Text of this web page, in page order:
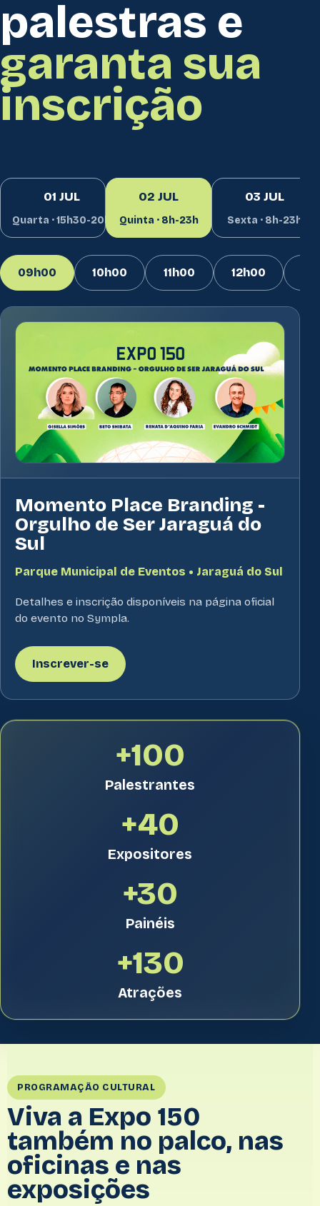
palestras e
garanta sua
inscrição
01 JUL
Quarta · 15h30-20h
02 JUL
Quinta · 8h-23h
03 JUL
Sexta · 8h-23h
09h00 10h00 11h00 12h00
Momento Place Branding -
Orgulho de Ser Jaraguá do
Sul
Parque Municipal de Eventos • Jaraguá do Sul
Detalhes e inscrição disponíveis na página oficial
do evento no Sympla.
Inscrever-se
+100
Palestrantes
+40
Expositores
+30
Painéis
+130
Atrações
PROGRAMAÇÃO CULTURAL
Viva a Expo 150
também no palco, nas
oficinas e nas
exposições